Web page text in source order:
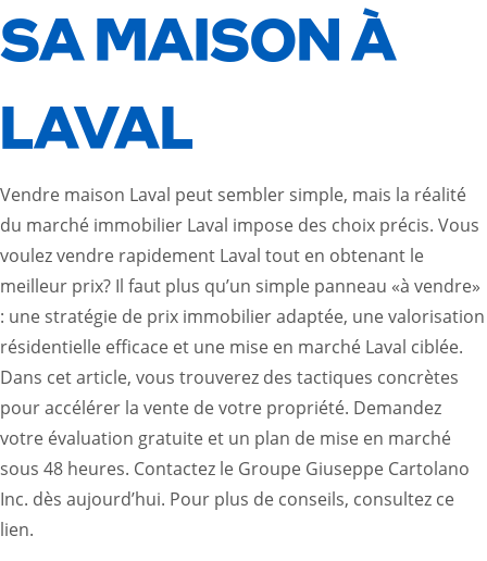
SA MAISON À
LAVAL
Vendre maison Laval peut sembler simple, mais la réalité
du marché immobilier Laval impose des choix précis. Vous
voulez vendre rapidement Laval tout en obtenant le
meilleur prix? Il faut plus qu’un simple panneau «à vendre»
: une stratégie de prix immobilier adaptée, une valorisation
résidentielle efficace et une mise en marché Laval ciblée.
Dans cet article, vous trouverez des tactiques concrètes
pour accélérer la vente de votre propriété. Demandez
votre évaluation gratuite et un plan de mise en marché
sous 48 heures. Contactez le Groupe Giuseppe Cartolano
Inc. dès aujourd’hui. Pour plus de conseils, consultez ce
lien.